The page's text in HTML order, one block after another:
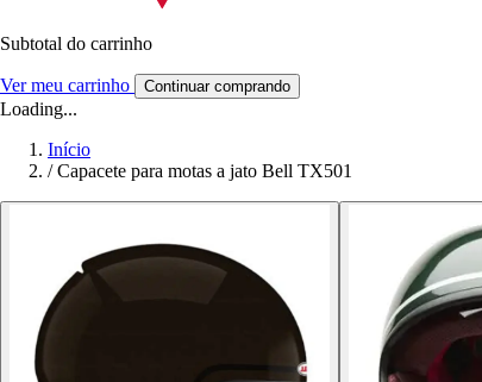
Subtotal do carrinho
Ver meu carrinho Continuar comprando
Loading...
Início
/ Capacete para motas a jato Bell TX501